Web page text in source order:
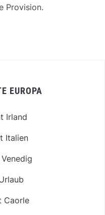
Provision.
EUROPA
Irland
Italien
Caorle